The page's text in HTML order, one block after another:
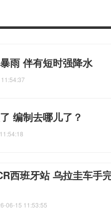
雨 伴有短时强降水
编制去哪儿了？
西班牙站 乌拉圭车手
06-15 11:53:55